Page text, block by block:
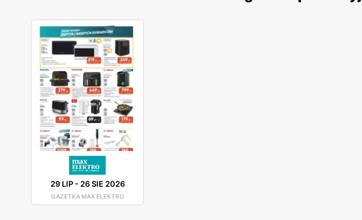
29 LIP- 26 SIE 2026
GAZETKA MAX ELEKTRO